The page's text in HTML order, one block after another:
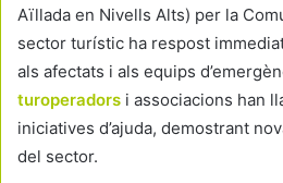
Aïllada en Nivells Alts) per la
sector turístic ha respost
als afectats i als equips
turoperadors i associacions han
iniciatives d’ajuda, demostrant
del sector.